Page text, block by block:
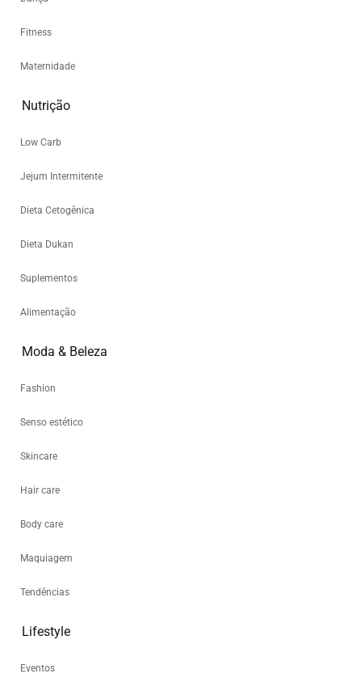
Fitness
Maternidade
Nutrição
Low Carb
Jejum Intermitente
Dieta Cetogênica
Dieta Dukan
Suplementos
Alimentação
Moda & Beleza
Fashion
Senso estético
Skincare
Hair care
Body care
Maquiagem
Tendências
Lifestyle
Eventos